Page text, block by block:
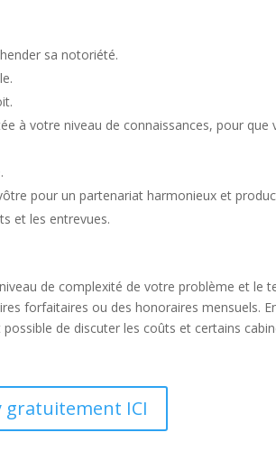
sa notoriété.
à votre niveau de connaissances, pour que
pour un partenariat harmonieux et
et les entrevues.
de complexité de votre problème et le
forfaitaires ou des honoraires mensuels.
de discuter les coûts et certains
gratuitement ICI